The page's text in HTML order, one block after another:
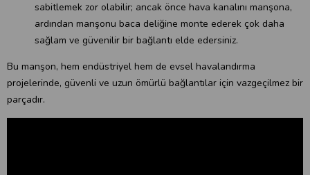
sabitlemek zor olabilir; ancak önce hava kanalını manşona,
ardından manşonu baca deliğine monte ederek çok daha
sağlam ve güvenilir bir bağlantı elde edersiniz.
Bu manşon, hem endüstriyel hem de evsel havalandırma
projelerinde, güvenli ve uzun ömürlü bağlantılar için vazgeçilmez bir
parçadır.